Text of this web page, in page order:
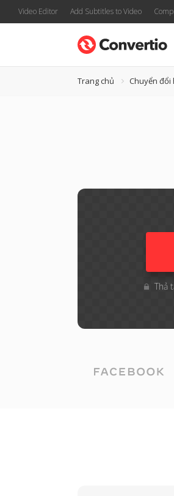
Video Editor Add Subtitles to Video
Trang chủ Chuyển đổi
Thả